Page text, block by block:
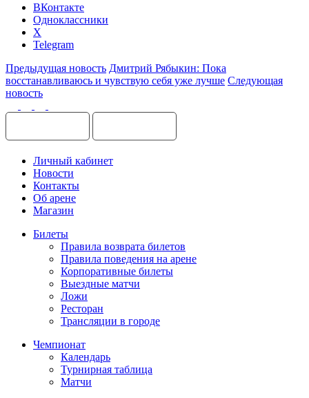
ВКонтакте
Одноклассники
X
Telegram
Предыдущая новость Дмитрий Рябыкин: Пока
восстанавливаюсь и чувствую себя уже лучше Следующая
новость
Личный кабинет
Новости
Контакты
Об арене
Магазин
Билеты
Правила возврата билетов
Правила поведения на арене
Корпоративные билеты
Выездные матчи
Ложи
Ресторан
Трансляции в городе
Чемпионат
Календарь
Турнирная таблица
Матчи